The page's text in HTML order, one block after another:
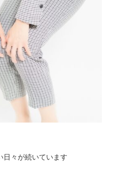
日々が続いています